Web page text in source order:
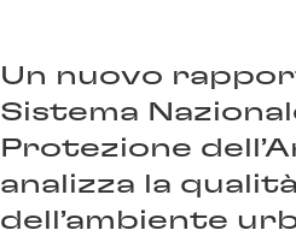
Un nuovo
Sistema
Protezione
analizza la
dell’ambiente